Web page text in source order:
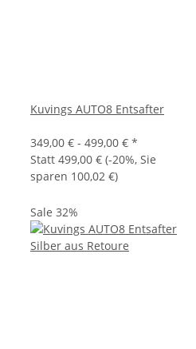
Kuvings AUTO8 Entsafter
349,00 € - 499,00 € *
Statt 499,00 € (-20%, Sie
sparen 100,02 €)
Sale 32%